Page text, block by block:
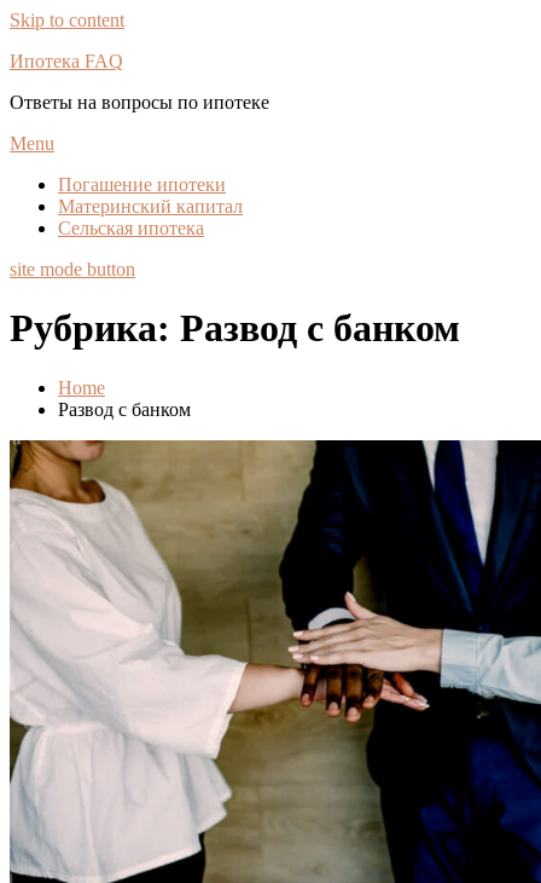
Skip to content
Ипотека FAQ
Ответы на вопросы по ипотеке
Menu
Погашение ипотеки
Материнский капитал
Сельская ипотека
site mode button
Рубрика: Развод с банком
Home
Развод с банком